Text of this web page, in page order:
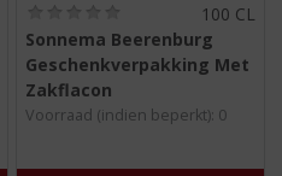
,
0
)
100 CL
Sonnema Beerenburg
Geschenkverpakking Met
Zakflacon
Voorraad (indien beperkt): 0